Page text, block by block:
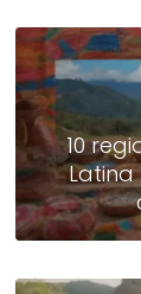
10